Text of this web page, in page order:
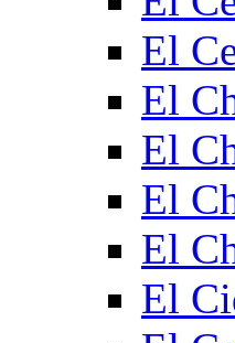
El
El
El
El
El
El